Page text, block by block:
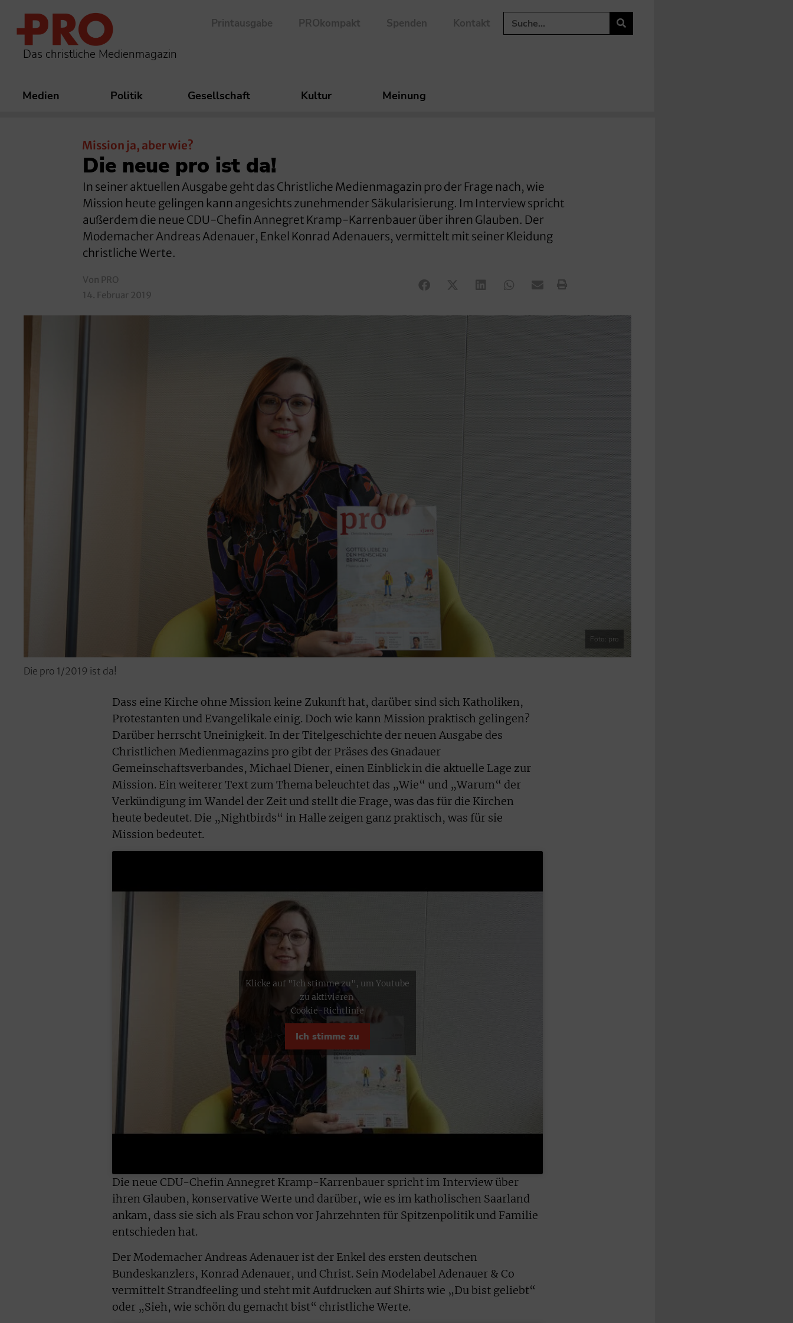
Das christliche Medienmagazin
Printausgabe PROkompakt Spenden Kontakt
Medien Politik Gesellschaft Kultur Meinung
Mission ja, aber wie?
Die neue pro ist da!
In seiner aktuellen Ausgabe geht das Christliche Medienmagazin pro der Frage nach, wie
Mission heute gelingen kann angesichts zunehmender Säkularisierung. Im Interview spricht
außerdem die neue CDU-Chefin Annegret Kramp-Karrenbauer über ihren Glauben. Der
Modemacher Andreas Adenauer, Enkel Konrad Adenauers, vermittelt mit seiner Kleidung
christliche Werte.
Von PRO
14. Februar 2019
Foto: pro
Die pro 1/2019 ist da!
Dass eine Kirche ohne Mission keine Zukunft hat, darüber sind sich Katholiken,
Protestanten und Evangelikale einig. Doch wie kann Mission praktisch gelingen?
Darüber herrscht Uneinigkeit. In der Titelgeschichte der neuen Ausgabe des
Christlichen Medienmagazins pro gibt der Präses des Gnadauer
Gemeinschaftsverbandes, Michael Diener, einen Einblick in die aktuelle Lage zur
Mission. Ein weiterer Text zum Thema beleuchtet das „Wie“ und „Warum“ der
Verkündigung im Wandel der Zeit und stellt die Frage, was das für die Kirchen
heute bedeutet. Die „Nightbirds“ in Halle zeigen ganz praktisch, was für sie
Mission bedeutet.
Klicke auf "Ich stimme zu", um Youtube
zu aktivieren
Cookie-Richtlinie
Ich stimme zu
Die neue CDU-Chefin Annegret Kramp-Karrenbauer spricht im Interview über
ihren Glauben, konservative Werte und darüber, wie es im katholischen Saarland
ankam, dass sie sich als Frau schon vor Jahrzehnten für Spitzenpolitik und Familie
entschieden hat.
Der Modemacher Andreas Adenauer ist der Enkel des ersten deutschen
Bundeskanzlers, Konrad Adenauer, und Christ. Sein Modelabel Adenauer & Co
vermittelt Strandfeeling und steht mit Aufdrucken auf Shirts wie „Du bist geliebt“
oder „Sieh, wie schön du gemacht bist“ christliche Werte.